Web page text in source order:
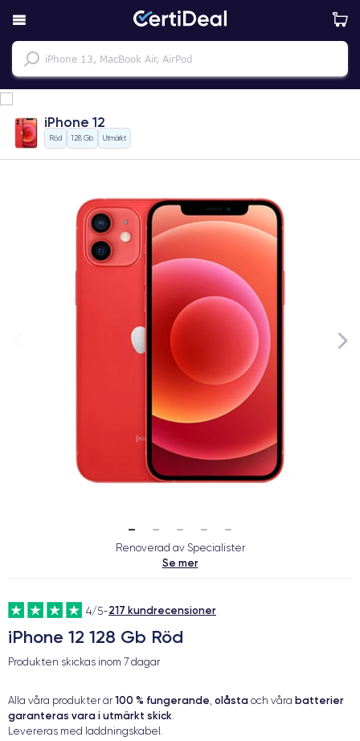
iPhone 12
Röd 128 Gb Utmärkt
Renoverad av Specialister
Se mer
4/5-217 kundrecensioner
iPhone 12 128 Gb Röd
Produkten skickas inom 7 dagar
Alla våra produkter är 100 % fungerande, olåsta och våra batterier
garanteras vara i utmärkt skick.
Levereras med laddningskabel.